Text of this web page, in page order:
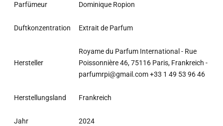
Parfümeur Dominique Ropion
Duftkonzentration Extrait de Parfum
Hersteller
Royame du Parfum International - Rue
Poissonnière 46, 75116 Paris, Frankreich -
parfumrpi@gmail.com +33 1 49 53 96 46
Herstellungsland Frankreich
Jahr 2024